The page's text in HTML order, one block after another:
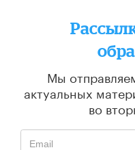
Мы
актуальных
во